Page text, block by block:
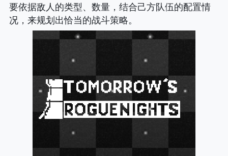
要依据敌人的类型、数量，结合己方队伍的配置情
况，来规划出恰当的战斗策略。